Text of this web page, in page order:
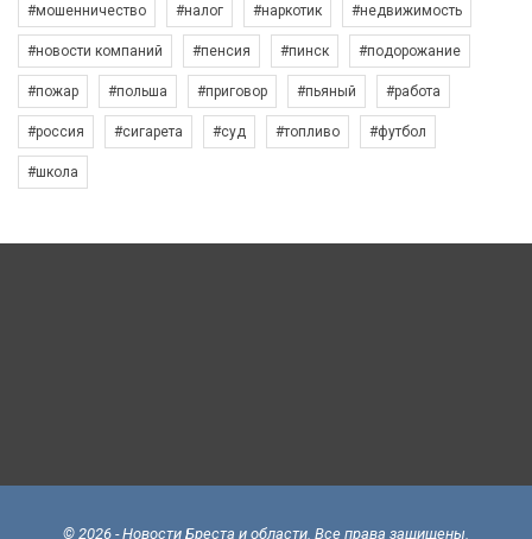
#мошенничество #налог #наркотик #недвижимость
#новости компаний #пенсия #пинск #подорожание
#пожар #польша #приговор #пьяный #работа
#россия #сигарета #суд #топливо #футбол
#школа
© 2026 - Новости Бреста и области. Все права защищены.